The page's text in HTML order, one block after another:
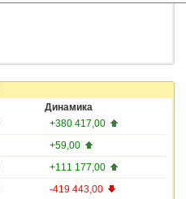
Динамика
+380 417,00
+59,00
+111 177,00
-419 443,00